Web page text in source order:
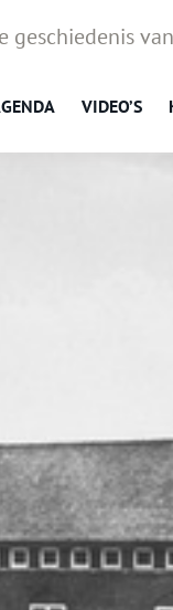
geschiedenis
VIDEO’S